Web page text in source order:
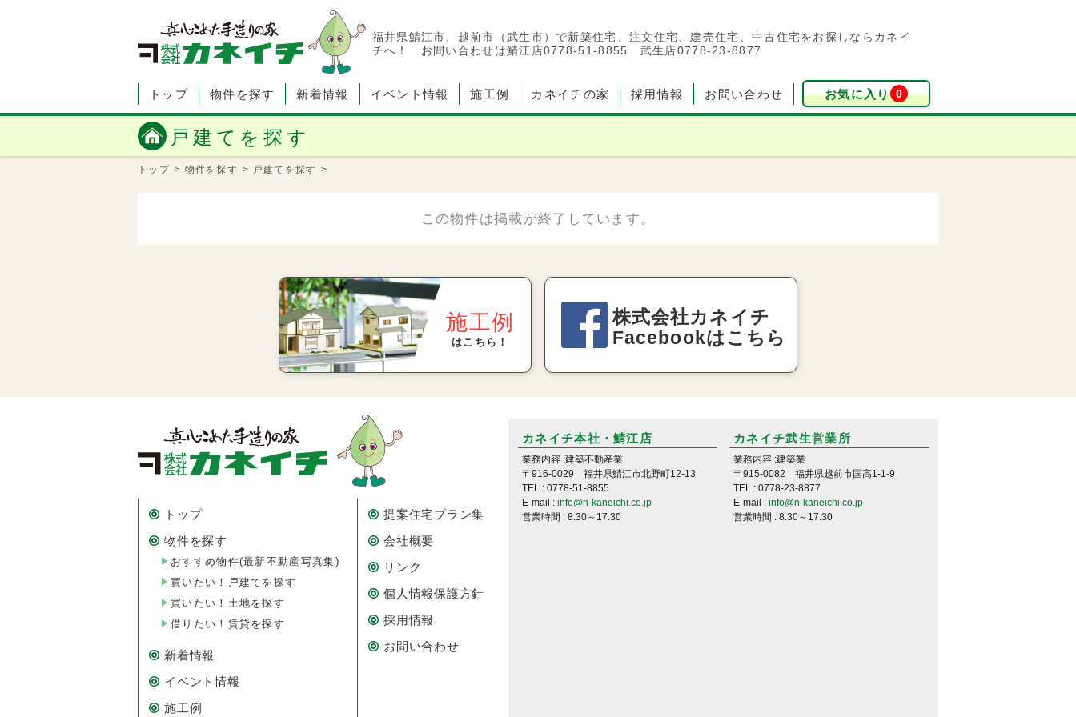
福井県鯖江市、越前市（武生市）で新築住宅、注文住宅、建売住宅、中古住宅をお探しならカネイ
チへ！ お問い合わせは鯖江店0778-51-8855 武生店0778-23-8877
トップ 物件を探す 新着情報 イベント情報 施工例 カネイチの家 採用情報 お問い合わせ お気に入り 0
戸建てを探す
トップ > 物件を探す > 戸建てを探す >
施工例
はこちら！
株式会社カネイチ
Facebookはこちら
トップ
物件を探す
おすすめ物件(最新不動産写真集)
買いたい！戸建てを探す
買いたい！土地を探す
借りたい！賃貸を探す
新着情報
イベント情報
施工例
提案住宅プラン集
会社概要
リンク
個人情報保護方針
採用情報
お問い合わせ
カネイチ本社・鯖江店
業務内容 :建築不動産業
〒916-0029 福井県鯖江市北野町12-13
TEL : 0778-51-8855
E-mail : info@n-kaneichi.co.jp
営業時間 : 8:30～17:30
カネイチ武生営業所
業務内容 :建築業
〒915-0082 福井県越前市国高1-1-9
TEL : 0778-23-8877
E-mail :info@n-kaneichi.co.jp
営業時間 : 8:30～17:30